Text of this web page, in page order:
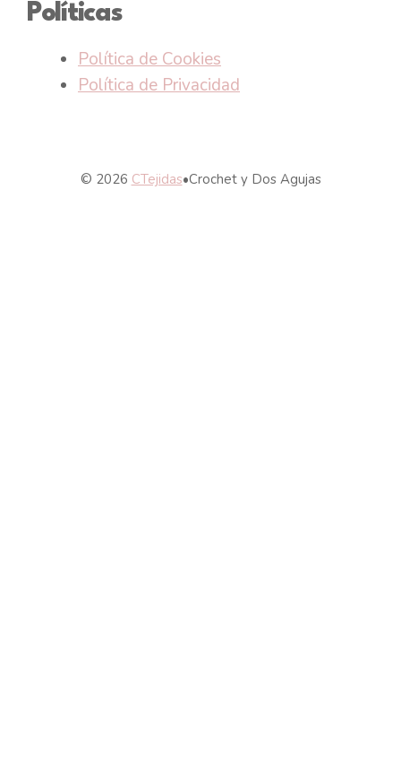
Políticas
Política de Cookies
Política de Privacidad
© 2026 CTejidas•Crochet y Dos Agujas